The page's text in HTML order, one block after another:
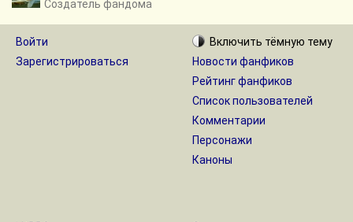
Создатель фандома
Войти
Зарегистрироваться
Включить тёмную тему
Новости фанфиков
Рейтинг фанфиков
Список пользователей
Комментарии
Персонажи
Каноны